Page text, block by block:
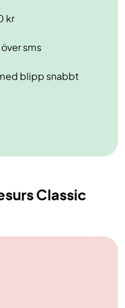
kr
sms
blipp snabbt
Classic